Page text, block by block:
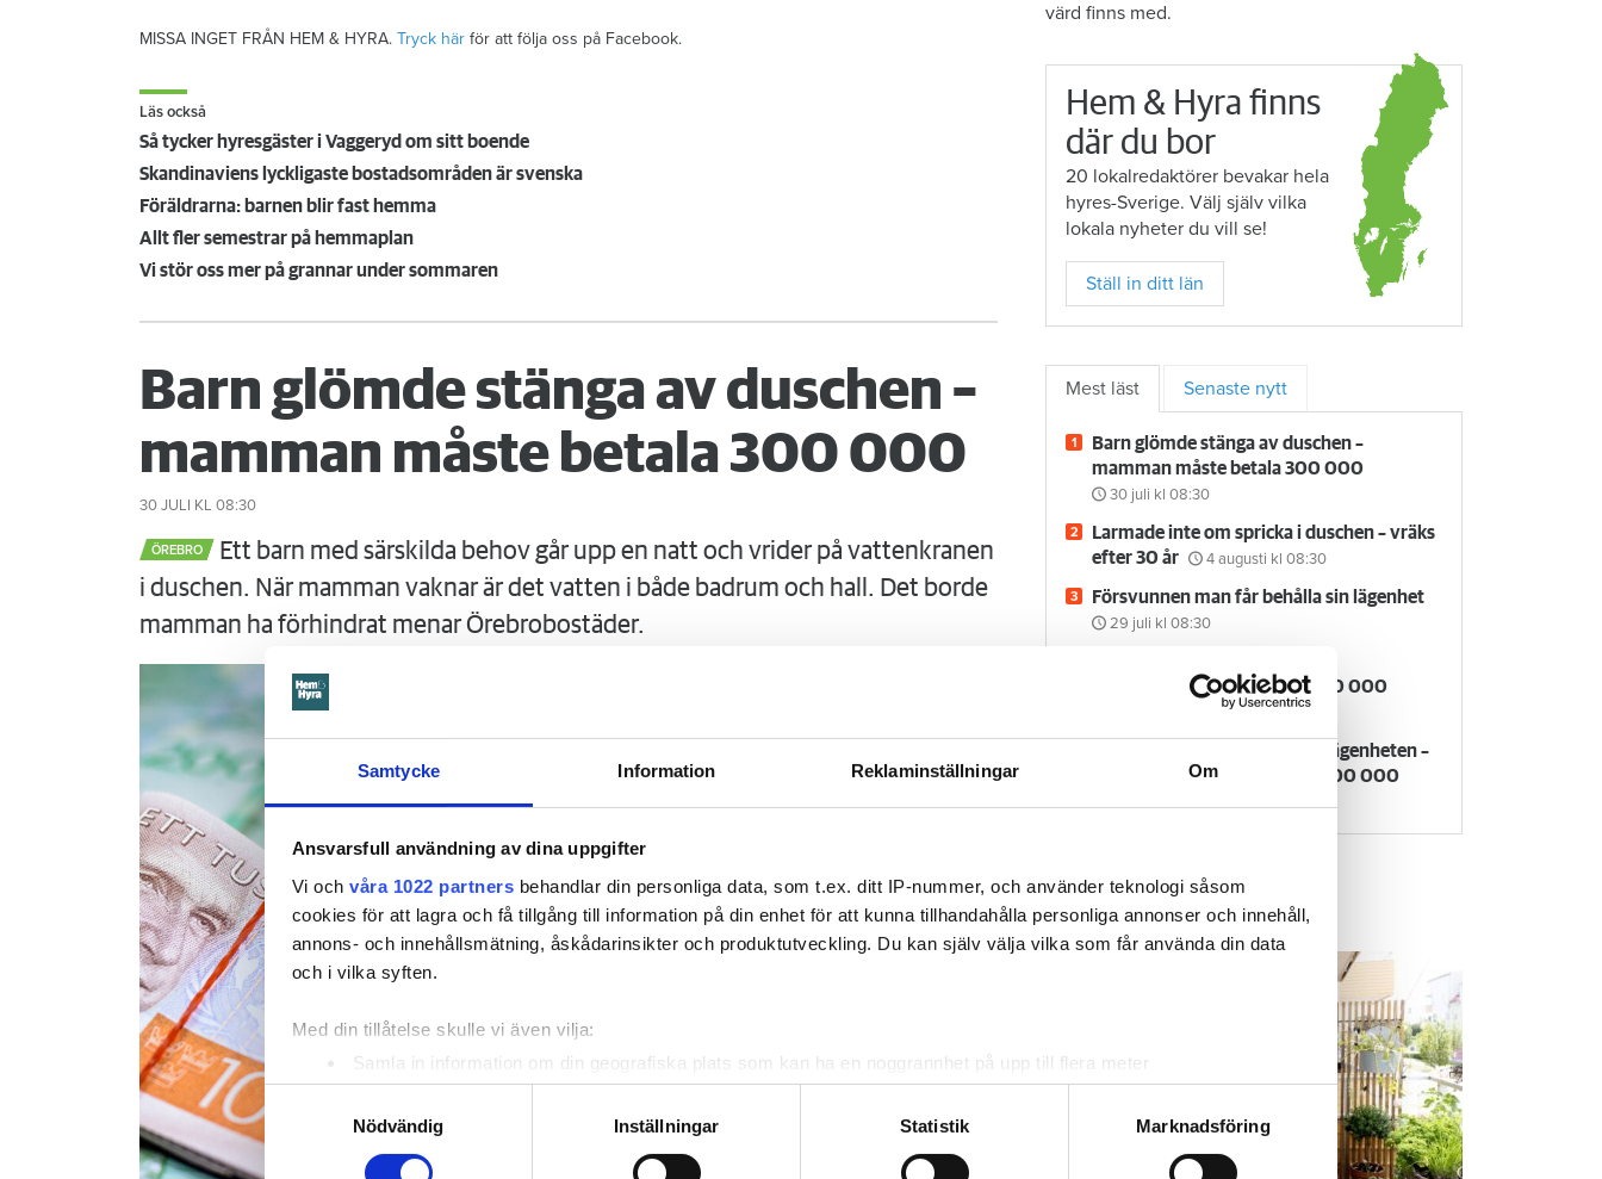
Samtycke Information Reklaminställningar Om
Ansvarsfull användning av dina uppgifter
Vi och våra 1022 partners behandlar din personliga data, som t.ex. ditt IP-nummer, och använder teknologi såsom
cookies för att lagra och få tillgång till information på din enhet för att kunna tillhandahålla personliga annonser och innehåll,
annons- och innehållsmätning, åskådarinsikter och produktutveckling. Du kan själv välja vilka som får använda din data
och i vilka syften.
Med din tillåtelse skulle vi även vilja:
Samla in information om din geografiska plats som kan ha en noggrannhet på upp till flera meter
Identifiera din enhet genom att aktivt skanna den för specifika kännetecken (fingeravtryck)
Ta reda på mer om hur dina personliga uppgifter behandlas och ställ in dina preferenser i
detaljsektionen. Du kan ändra
eller dra tillbaka ditt samtycke när som helst från cookie-förklaringen.
Nödvändig
Inställningar Statistik Marknadsföring
MISSA INGET FRÅN HEM & HYRA. Tryck här för att följa oss på Facebook.
Läs också
Så tycker hyresgäster i Vaggeryd om sitt boende
Skandinaviens lyckligaste bostadsområden är svenska
Föräldrarna: barnen blir fast hemma
Allt fler semestrar på hemmaplan
Vi stör oss mer på grannar under sommaren
Barn glömde stänga av duschen –
mamman måste betala 300 000
30 JULI KL 08:30
ÖREBRO
Ett barn med särskilda behov går upp en natt och vrider på vattenkranen
i duschen. När mamman vaknar är det vatten i både badrum och hall. Det borde
mamman ha förhindrat menar Örebrobostäder.
värd finns med.
Hem & Hyra finns
där du bor
20 lokalredaktörer bevakar hela
hyres-Sverige. Välj själv vilka
lokala nyheter du vill se!
Ställ in ditt län
Mest läst Senaste nytt
Barn glömde stänga av duschen –
mamman måste betala 300 000
30 juli kl 08:30
Larmade inte om spricka i duschen – vräks
efter 30 år
4 augusti kl 08:30
Försvunnen man får behålla sin lägenhet
29 juli kl 08:30
vräkningsbeslut – får betala 50 000
Rökte inomhus och övergav lägenheten –
nu kräver värden honom på 100 000
Hem & Hyra TV